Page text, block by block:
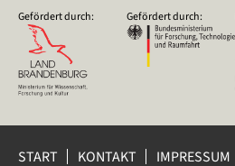
Gefördert durch: Gefördert durch:
START KONTAKT IMPRESSUM